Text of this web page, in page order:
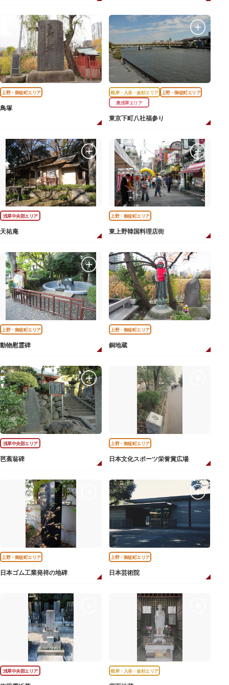
上野・御徒町エリア
鳥塚
根岸・入谷・金杉エリア
上野・御徒町エリア
奥浅草エリア
東京下町八社福参り
浅草中央部エリア
天祐庵
上野・御徒町エリア
東上野韓国料理店街
上野・御徒町エリア
動物慰霊碑
上野・御徒町エリア
銅地蔵
浅草中央部エリア
芭蕉翁碑
上野・御徒町エリア
日本文化スポーツ栄誉賞広場
上野・御徒町エリア
日本ゴム工業発祥の地碑
上野・御徒町エリア
日本芸術院
浅草中央部エリア 根岸・入谷・金杉エリア